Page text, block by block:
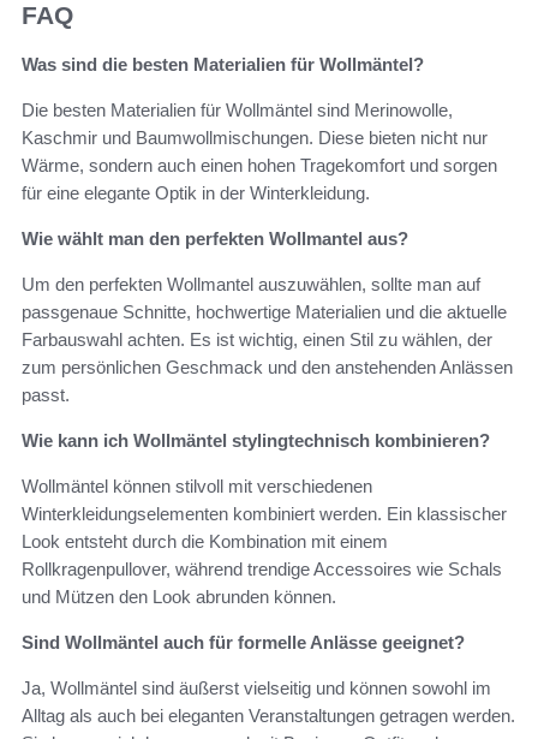
FAQ
Was sind die besten Materialien für Wollmäntel?
Die besten Materialien für Wollmäntel sind Merinowolle,
Kaschmir und Baumwollmischungen. Diese bieten nicht nur
Wärme, sondern auch einen hohen Tragekomfort und sorgen
für eine elegante Optik in der Winterkleidung.
Wie wählt man den perfekten Wollmantel aus?
Um den perfekten Wollmantel auszuwählen, sollte man auf
passgenaue Schnitte, hochwertige Materialien und die aktuelle
Farbauswahl achten. Es ist wichtig, einen Stil zu wählen, der
zum persönlichen Geschmack und den anstehenden Anlässen
passt.
Wie kann ich Wollmäntel stylingtechnisch kombinieren?
Wollmäntel können stilvoll mit verschiedenen
Winterkleidungselementen kombiniert werden. Ein klassischer
Look entsteht durch die Kombination mit einem
Rollkragenpullover, während trendige Accessoires wie Schals
und Mützen den Look abrunden können.
Sind Wollmäntel auch für formelle Anlässe geeignet?
Ja, Wollmäntel sind äußerst vielseitig und können sowohl im
Alltag als auch bei eleganten Veranstaltungen getragen werden.